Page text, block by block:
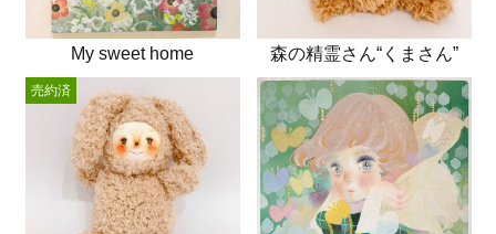
My sweet home 森の精霊さん“くまさん”
売約済